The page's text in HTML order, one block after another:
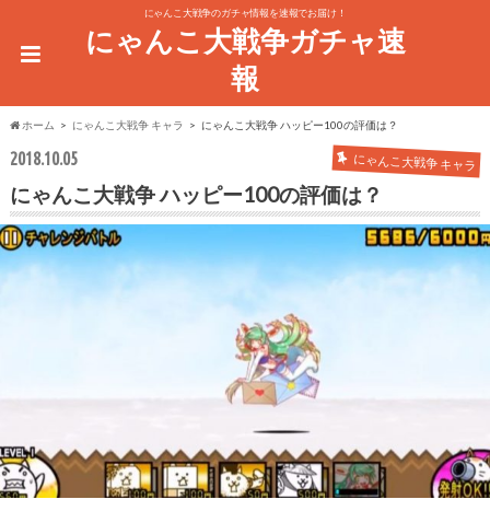
にゃんこ大戦争のガチャ情報を速報でお届け！
にゃんこ大戦争ガチャ速
報
ホーム にゃんこ大戦争 キャラ にゃんこ大戦争 ハッピー100の評価は？
2018.10.05 にゃんこ大戦争 キャラ
にゃんこ大戦争 ハッピー100の評価は？